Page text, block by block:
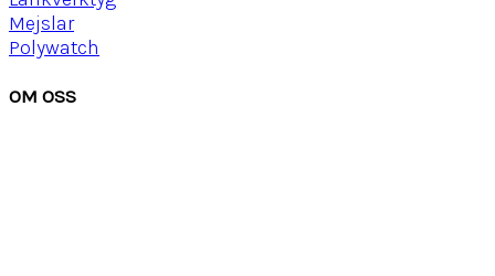
Mejslar
Polywatch
OM OSS